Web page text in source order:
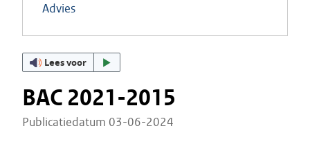
Advies
Lees voor
BAC 2021-2015
Publicatiedatum 03-06-2024